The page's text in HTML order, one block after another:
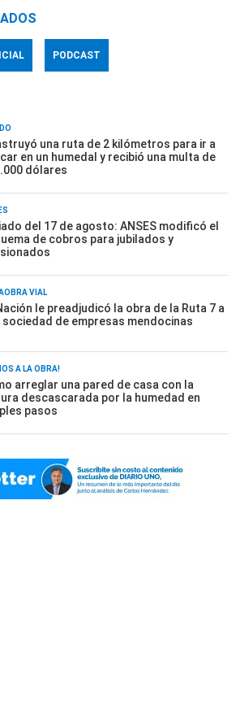
PODCAST
una ruta de 2 kilómetros para ir a
en un humedal y recibió una multa de
dólares
del 17 de agosto: ANSES modificó el
de cobros para jubilados y
VIAL
le preadjudicó la obra de la Ruta 7 a
sociedad de empresas mendocinas
A LA OBRA!
arreglar una pared de casa con la
descascarada por la humedad en
pasos